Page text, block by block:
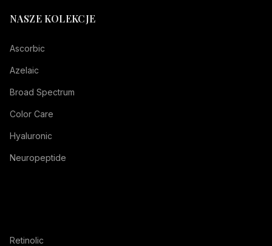
NASZE KOLEKCJE
Ascorbic
Azelaic
Broad Spectrum
Color Care
Hyaluronic
Neuropeptide
Retinolic